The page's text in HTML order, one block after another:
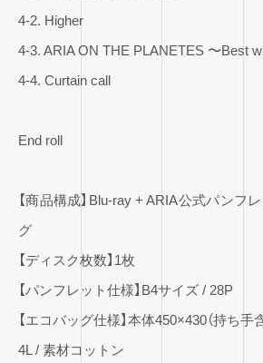
4-2. Higher
4-3. ARIA ON THE PLANETES 〜Best
4-4. Curtain call
End roll
【商品構成】Blu-ray + ARIA公式パンフ
グ
【ディスク枚数】1枚
【パンフレット仕様】B4サイズ / 28P
【エコバッグ仕様】本体450×430（持ち
4L / 素材コットン